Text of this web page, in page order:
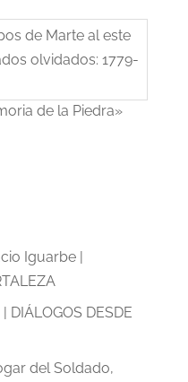
de la Piedra»
Iguarbe |
DIÁLOGOS DESDE
del Soldado,